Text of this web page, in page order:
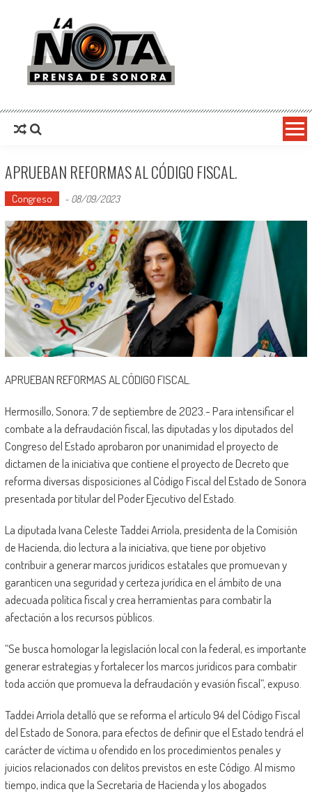
La Nota Prensa De Sonora
APRUEBAN REFORMAS AL CÓDIGO FISCAL.
Congreso - 08/09/2023
APRUEBAN REFORMAS AL CÓDIGO FISCAL.
Hermosillo, Sonora; 7 de septiembre de 2023.- Para intensificar el
combate a la defraudación fiscal, las diputadas y los diputados del
Congreso del Estado aprobaron por unanimidad el proyecto de
dictamen de la iniciativa que contiene el proyecto de Decreto que
reforma diversas disposiciones al Código Fiscal del Estado de Sonora
presentada por titular del Poder Ejecutivo del Estado.
La diputada Ivana Celeste Taddei Arriola, presidenta de la Comisión
de Hacienda, dio lectura a la iniciativa, que tiene por objetivo
contribuir a generar marcos jurídicos estatales que promuevan y
garanticen una seguridad y certeza jurídica en el ámbito de una
adecuada política fiscal y crea herramientas para combatir la
afectación a los recursos públicos.
“Se busca homologar la legislación local con la federal, es importante
generar estrategias y fortalecer los marcos jurídicos para combatir
toda acción que promueva la defraudación y evasión fiscal”, expuso.
Taddei Arriola detalló que se reforma el artículo 94 del Código Fiscal
del Estado de Sonora, para efectos de definir que el Estado tendrá el
carácter de víctima u ofendido en los procedimientos penales y
juicios relacionados con delitos previstos en este Código. Al mismo
tiempo, indica que la Secretaría de Hacienda y los abogados